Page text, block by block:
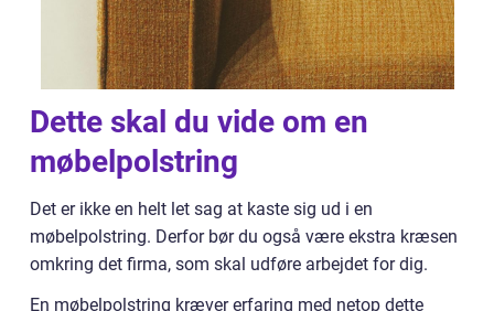
Dette skal du vide om en
møbelpolstring
Det er ikke en helt let sag at kaste sig ud i en
møbelpolstring. Derfor bør du også være ekstra kræsen
omkring det firma, som skal udføre arbejdet for dig.
En møbelpolstring kræver erfaring med netop dette